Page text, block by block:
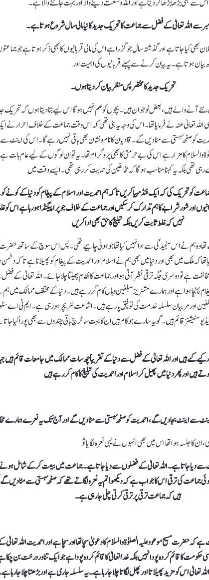
سے اللہ تعالیٰ کے فضل سے جماعت کا تحریک جدید کا نیا مالی سال شروع ہوتا ہے۔
کیا جاتا ہے اور گذشتہ سال جو گزرا ہے اس کی مالی قربانیوں کا بھی ذکرہوتا ہے جو
ہوتا ہے۔ یہ بیان کرنے سے پہلے قربانیوں کی اہمیت اور
تحریک جدید کا مختصر پس منظر بیان کر دیتا ہوں۔
میں ہوا تھا۔بعض نئے آنے والے ہیں، بعض نوجوان ہیں۔ بچوں کو علم نہیں ہو گا اس لیے بتا دیتا ہوں کہ
رضی اللہ تعالیٰ عنہ نے فرمایا تھا۔ اس کی وجہ یہ بنی تھی کہ اس وقت جماعت کے خلاف احرار نے ایک
کو صفحہ ٔہستی سے مٹا دیں گے۔ قادیان کا نام و نشان بھی باقی نہیں رہے گا۔ اس کی
والسلام کا مزار ہے اس کی بے حرمتی کا بھی پروگرام تھا۔ یہ تو ان لوگوں کے لیے
تھی بلکہ یہ کہنا مناسب ہو گا کہ مخالفین کی حمایت کر رہی تھی۔ ایسے وقت میں
کو تحریک کی کہ ایک فنڈ مہیا کریں تاکہ ہم احمدیت اور اسلام کے پیغام کو دنیا کے کونے
اور شور شرابے کا ہم تدارک کر سکیں اور جماعت کے خلاف جو پراپیگنڈا ہو رہا ہے اس
نہیں کہ غلط ثابت کریں بلکہ تبلیغ کا حق بھی ادا کریں
تھا وہ ہم نے اس سنجیدگی سے ادا نہیں کیا تھا جو ہونی چاہیے تھی۔ پس اس سوچ کے ساتھ
تھا کہ ملک میں بھی اور دنیا میں بھی ہم نے اسلام اور احمدیت کے پیغام کو پھیلانا ہے تا کہ
ہے تو دوسری جگہ ترقی نظر آتی ہو اور جماعت کا نظام پھیلتا چلا جائے۔ اللہ تعالیٰ کے
پہنچا ہوا ہے اور ہمارے مشنریز مبلغین وہاں کام کر رہے ہیں۔ دنیا کے مختلف ممالک میں
اور مربیان سلسلہ خدمت کی توفیق پا رہے ہیں۔ اشاعت لٹریچر ہو رہی ہے۔ ایم ٹی اے
سٹیشنز قائم ہیں۔ گو یہ سارے جو کام ہیں ان کا بہت سا خرچ باقی چندوں سے بھی پورا کیا
گئے ہیں اور اللہ تعالیٰ کے فضل سے دنیا کے تقریباً چھ سات ممالک میں جامعات قائم ہیں
ہیں اور پھر دنیا میں پھیل کر اسلام اور احمدیت کی تبلیغ کا کام کر رہے ہیں
اینٹ سے اینٹ بجا دیں گے، احمدیت کو صفحہ ٔہستی سے مٹا دیں گے اور آج تک یہ نعرے ہمارے
کا جلسہ ہوا تھا اس میں بھی انہوں نے یہی نعرہ لگایا تو
دیا جاتا ہے۔ اللہ تعالیٰ کے فضلوں سے دیا جاتا ہے۔ جماعت میں بیعت کر کے شامل
میں پھیلی ہوئی جماعت کی ترقی اس کا جواب ہے کہ دیکھو !تم یہ نعرہ لگاتے تھے کہ صفحہ ٔہستی سے مٹا
ہیں کہ جماعت ترقی پر ترقی کرتی چلی جا رہی ہے۔
ہے کہ حضرت مسیح موعود علیہ الصلوٰة والسلام کا دعویٰ سچا تھا اور سچا ہے اور احمدیت اللہ
حکومت کا قائم کردہ پودا نہیں بلکہ خدا تعالیٰ کا قائم کردہ پودا ہے جو ایک تناور درخت بن
تعالیٰ اس کو مزید پھیلاتا اور پھل لگاتا چلا جا رہا ہے۔ یہ سلسلہ جاری ہے اور بڑھتا چلا جا رہا